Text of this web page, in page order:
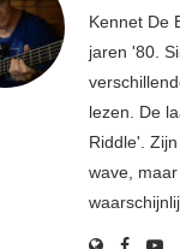
Kennet De
jaren '80.
lezen. De
Riddle'.
wave,